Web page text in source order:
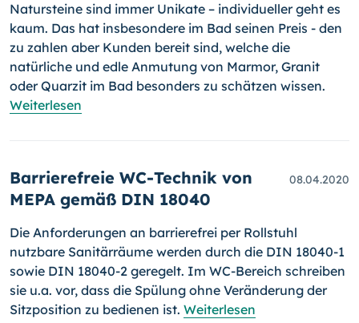
Natursteine sind immer Unikate – individueller geht es
kaum. Das hat insbesondere im Bad seinen Preis - den
zu zahlen aber Kunden bereit sind, welche die
natürliche und edle Anmutung von Marmor, Granit
oder Quarzit im Bad besonders zu schätzen wissen.
Weiterlesen
Barrierefreie WC-Technik von
MEPA gemäß DIN 18040
08.04.2020
Die Anforderungen an barrierefrei per Rollstuhl
nutzbare Sanitärräume werden durch die DIN 18040-1
sowie DIN 18040-2 geregelt. Im WC-Bereich schreiben
sie u.a. vor, dass die Spülung ohne Veränderung der
Sitz­position zu bedienen ist. Weiterlesen